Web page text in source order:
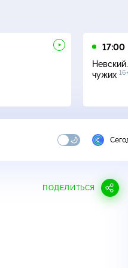
17:00
чужих 16+
ПОДЕЛИТЬСЯ